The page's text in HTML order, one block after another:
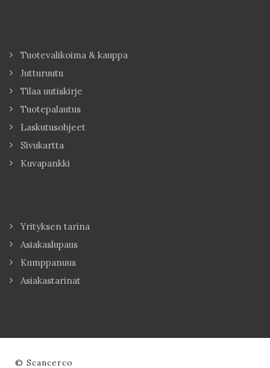
Tuotevalikoima & kauppa
Jutturuutu
Tilaa uutiskirje
Tuotepalautus
Laskutusohjeet
Sivukartta
Kuvapankki
Yrityksen tarina
Asiakaslupaus
Kumppanuus
Asiakastarinat
© Scancerco